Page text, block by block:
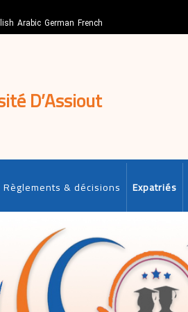
Arabic German French
D’Assiout
Règlements & décisions Expatriés